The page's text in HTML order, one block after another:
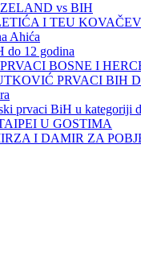
vs BIH
I TEU
Ahića
do 12 godina
BOSNE I
PRVACI BIH
prvaci BiH u kategoriji
U GOSTIMA
I DAMIR ZA